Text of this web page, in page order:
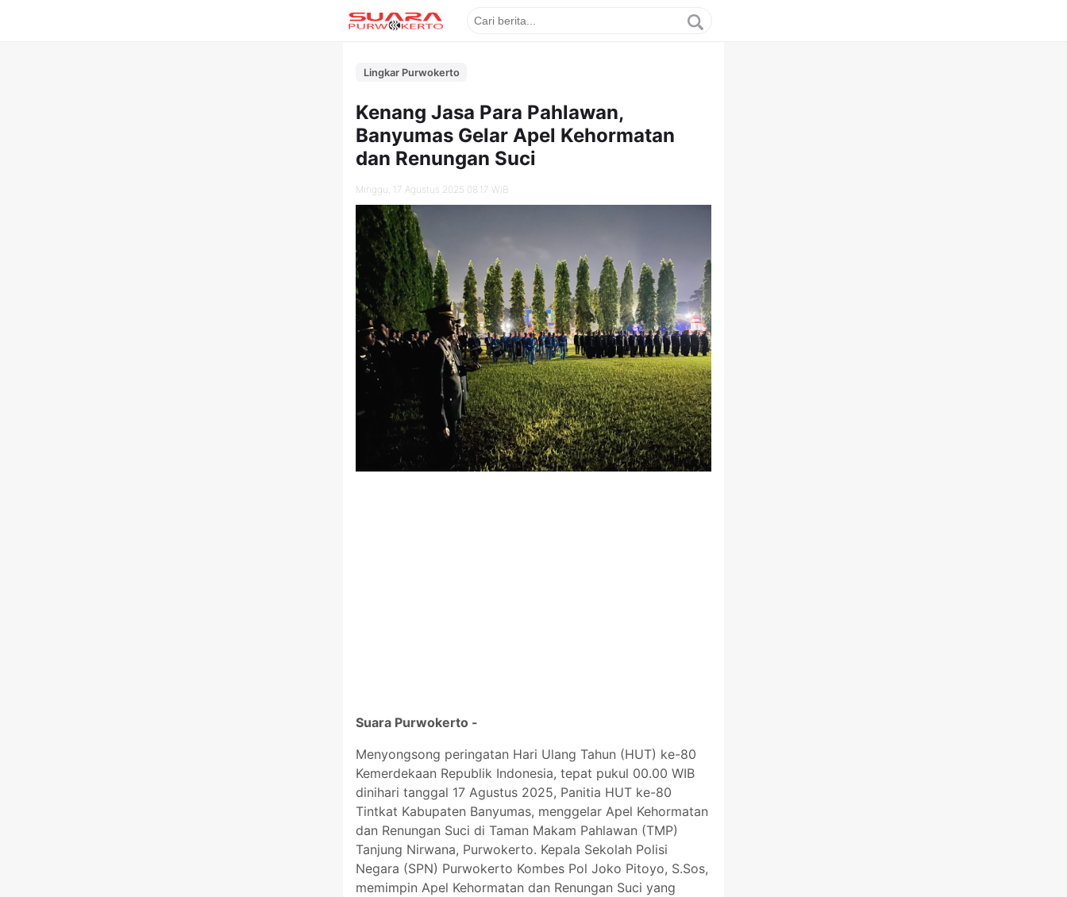
Lingkar Purwokerto
Kenang Jasa Para Pahlawan,
Banyumas Gelar Apel Kehormatan
dan Renungan Suci
Minggu, 17 Agustus 2025 08.17 WIB
Suara Purwokerto -
Menyongsong peringatan Hari Ulang Tahun (HUT) ke-80
Kemerdekaan Republik Indonesia, tepat pukul 00.00 WIB
dinihari tanggal 17 Agustus 2025, Panitia HUT ke-80
Tintkat Kabupaten Banyumas, menggelar Apel Kehormatan
dan Renungan Suci di Taman Makam Pahlawan (TMP)
Tanjung Nirwana, Purwokerto. Kepala Sekolah Polisi
Negara (SPN) Purwokerto Kombes Pol Joko Pitoyo, S.Sos,
memimpin Apel Kehormatan dan Renungan Suci yang